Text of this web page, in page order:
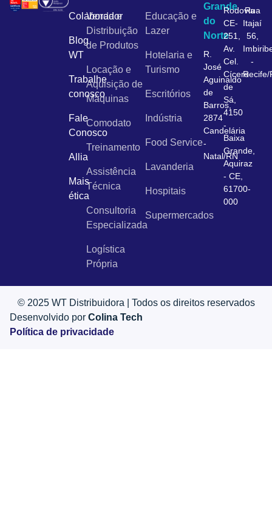
Colaborador
Blog
WT
Trabalhe
conosco
Fale
Conosco
Allia
Mais
ética
Venda e
Distribuição
de Produtos
Locação e
Aquisição de
Máquinas
Comodato
Treinamento
Assistência
Técnica
Consultoria
Especializada
Logística
Própria
Educação e
Lazer
Hotelaria e
Turismo
Escritórios
Indústria
Food Service
Lavanderia
Hospitais
Supermercados
Grande
do
Norte
R.
José
Aguinaldo
de
Barros,
2874
Candelária
-
Natal/RN
Rodovia
CE-
251,
Av.
Cel.
Cícero
de
Sá,
4150
-
Baixa
Grande,
Aquiraz
- CE,
61700-
000
Rua
Itajaí
56,
-
Recife/
© 2025 WT Distribuidora | Todos os direitos reservados
Desenvolvido por Colina Tech
Política de privacidade